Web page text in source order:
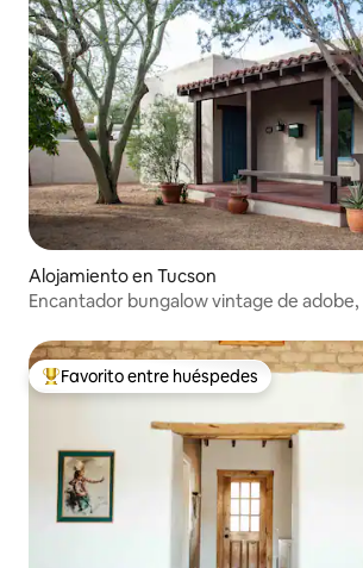
Alojamiento en Tucson
Encantador bungalow vintage de
Favorito entre los huéspedes más
Favorito entre huéspedes